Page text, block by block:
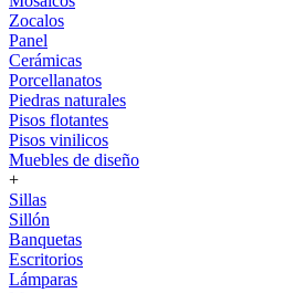
Zocalos
Panel
Cerámicas
Porcellanatos
Piedras naturales
Pisos flotantes
Pisos vinilicos
Muebles de diseño
+
Sillas
Sillón
Banquetas
Escritorios
Lámparas